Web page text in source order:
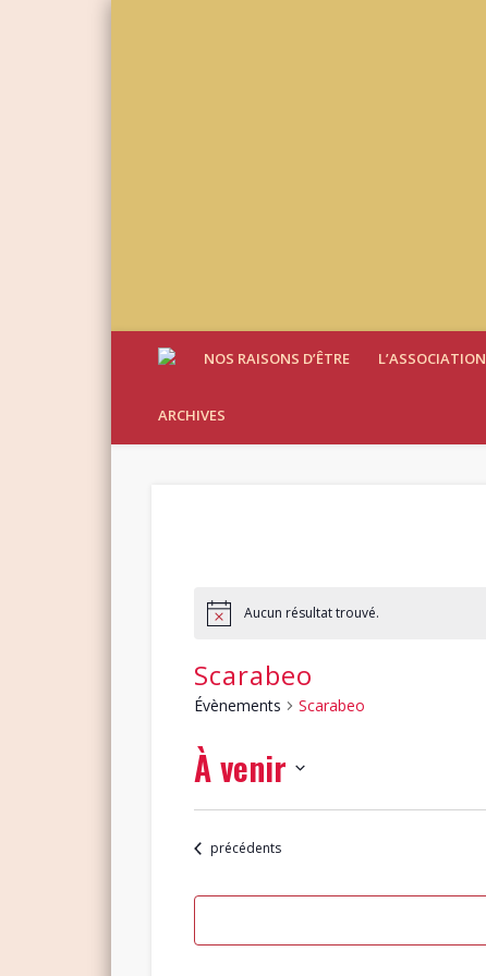
NOS RAISONS D’ÊTRE L’ASSOCIATION
ARCHIVES
Aucun résultat trouvé.
Scarabeo
Évènements Scarabeo
À venir
Sélectionnez
date.Évènements
précédents